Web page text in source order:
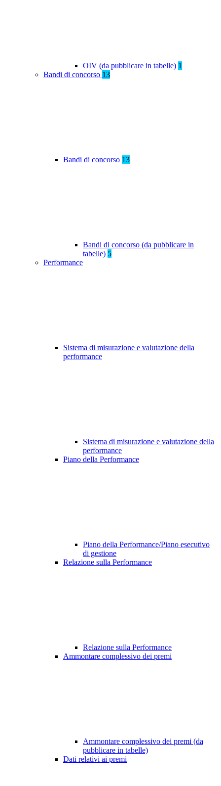
OIV (da pubblicare in tabelle) 1
Bandi di concorso 13
Bandi di concorso 13
Bandi di concorso (da pubblicare in
tabelle) 5
Performance
Sistema di misurazione e valutazione della
performance
Sistema di misurazione e valutazione della
performance
Piano della Performance
Piano della Performance/Piano esecutivo
di gestione
Relazione sulla Performance
Relazione sulla Performance
Ammontare complessivo dei premi
Ammontare complessivo dei premi (da
pubblicare in tabelle)
Dati relativi ai premi